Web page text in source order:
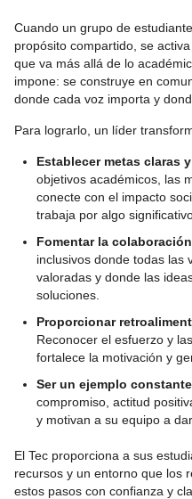
Cuando un grupo de
propósito compartido, se
que va más allá de lo
impone: se construye en
donde cada voz importa y
Para lograrlo, un líder
Establecer metas claras
objetivos académicos, las
conecte con el impacto
trabaja por algo
Fomentar la
inclusivos donde todas las
valoradas y donde las
soluciones.
Proporcionar
Reconocer el esfuerzo y
fortalece la motivación y
Ser un ejemplo
compromiso, actitud
y motivan a su equipo a
El Tec proporciona a sus
recursos y un entorno que los
estos pasos con confianza y